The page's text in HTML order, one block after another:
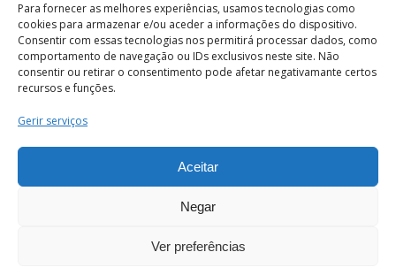
Para fornecer as melhores experiências, usamos tecnologias como
cookies para armazenar e/ou aceder a informações do dispositivo.
Consentir com essas tecnologias nos permitirá processar dados, como
comportamento de navegação ou IDs exclusivos neste site. Não
consentir ou retirar o consentimento pode afetar negativamante certos
recursos e funções.
Gerir serviços
Aceitar
Negar
Ver preferências
Termos e Condições
os direitos reservados.